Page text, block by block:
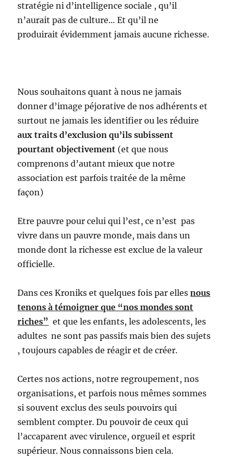
stratégie ni d’intelligence sociale , qu’il
n’aurait pas de culture… Et qu’il ne
produirait évidemment jamais aucune richesse.
Nous souhaitons quant à nous ne jamais
donner d’image péjorative de nos adhérents et
surtout ne jamais les identifier ou les réduire
aux traits d’exclusion qu’ils subissent
pourtant objectivement (et que nous
comprenons d’autant mieux que notre
association est parfois traitée de la même
façon)
Etre pauvre pour celui qui l’est, ce n’est pas
vivre dans un pauvre monde, mais dans un
monde dont la richesse est exclue de la valeur
officielle.
Dans ces Kroniks et quelques fois par ellesnous
tenons à témoigner que “nos mondes sont
riches” et que les enfants, les adolescents, les
adultes ne sont pas passifs mais bien des sujets
, toujours capables de réagir et de créer.
Certes nos actions, notre regroupement, nos
organisations, et parfois nous mêmes sommes
si souvent exclus des seuls pouvoirs qui
semblent compter. Du pouvoir de ceux qui
l’accaparent avec virulence, orgueil et esprit
supérieur. Nous connaissons bien cela.